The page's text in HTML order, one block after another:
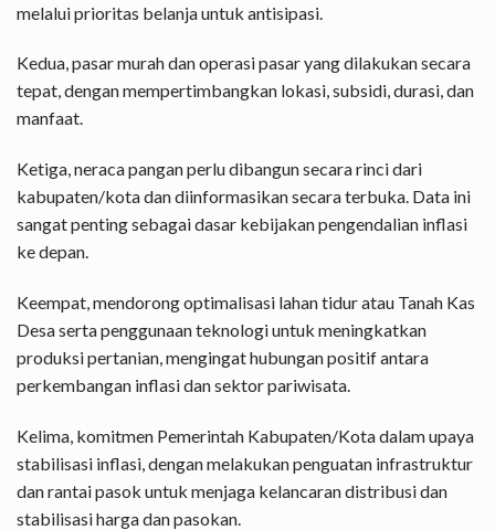
melalui prioritas belanja untuk antisipasi.
Kedua, pasar murah dan operasi pasar yang dilakukan secara
tepat, dengan mempertimbangkan lokasi, subsidi, durasi, dan
manfaat.
Ketiga, neraca pangan perlu dibangun secara rinci dari
kabupaten/kota dan diinformasikan secara terbuka. Data ini
sangat penting sebagai dasar kebijakan pengendalian inflasi
ke depan.
Keempat, mendorong optimalisasi lahan tidur atau Tanah Kas
Desa serta penggunaan teknologi untuk meningkatkan
produksi pertanian, mengingat hubungan positif antara
perkembangan inflasi dan sektor pariwisata.
Kelima, komitmen Pemerintah Kabupaten/Kota dalam upaya
stabilisasi inflasi, dengan melakukan penguatan infrastruktur
dan rantai pasok untuk menjaga kelancaran distribusi dan
stabilisasi harga dan pasokan.